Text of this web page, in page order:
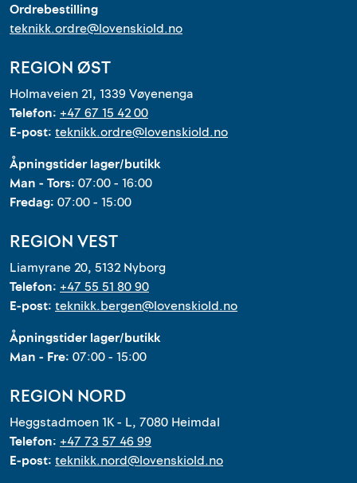
Ordrebestilling
teknikk.ordre@lovenskiold.no
REGION ØST
Holmaveien 21, 1339 Vøyenenga
Telefon: +47 67 15 42 00
E-post: teknikk.ordre@lovenskiold.no
Åpningstider lager/butikk
Man - Tors: 07:00 - 16:00
Fredag: 07:00 - 15:00
REGION VEST
Liamyrane 20, 5132 Nyborg
Telefon: +47 55 51 80 90
E-post: teknikk.bergen@lovenskiold.no
Åpningstider lager/butikk
Man - Fre: 07:00 - 15:00
REGION NORD
Heggstadmoen 1K - L, 7080 Heimdal
Telefon: +47 73 57 46 99
E-post: teknikk.nord@lovenskiold.no